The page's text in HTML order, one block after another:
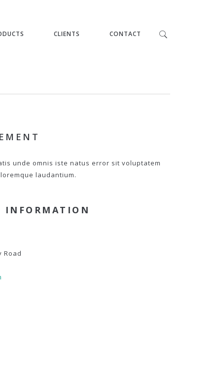
CLIENTS CONTACT
unde omnis iste natus error sit voluptatem
laudantium.
INFORMATION
Road